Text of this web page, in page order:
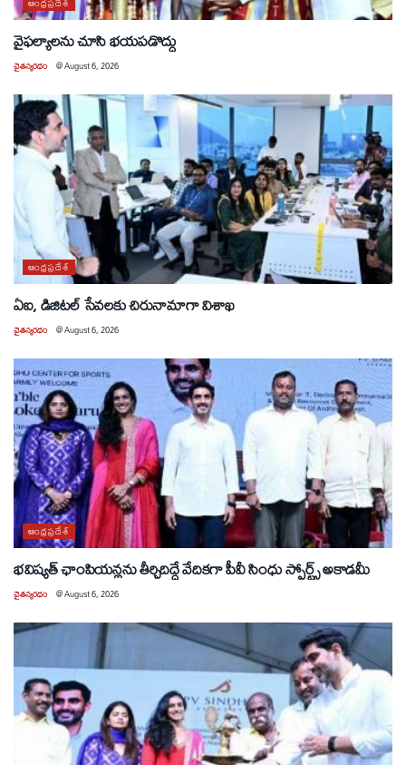
వైఫల్యాలను చూసి భయపడొద్దు
చైతన్యరధం @August 6, 2026
ఆంధ్రప్రదేశ్
ఏఐ, డిజిటల్ సేవలకు చిరునామాగా విశాఖ
చైతన్యరధం @August 6, 2026
ఆంధ్రప్రదేశ్
భవిష్యత్ ఛాంపియన్లను తీర్చిదిద్దే వేదికగా పీవీ సింధు స్పోర్ట్స్ అకాడమీ
చైతన్యరధం @August 6, 2026